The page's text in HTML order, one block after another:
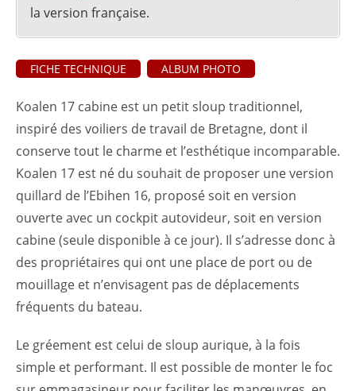
la version française.
FICHE TECHNIQUE ALBUM PHOTO
Koalen 17 cabine est un petit sloup traditionnel,
inspiré des voiliers de travail de Bretagne, dont il
conserve tout le charme et l’esthétique incomparable.
Koalen 17 est né du souhait de proposer une version
quillard de l’Ebihen 16, proposé soit en version
ouverte avec un cockpit autovideur, soit en version
cabine (seule disponible à ce jour). Il s’adresse donc à
des propriétaires qui ont une place de port ou de
mouillage et n’envisagent pas de déplacements
fréquents du bateau.
Le gréement est celui de sloup aurique, à la fois
simple et performant. Il est possible de monter le foc